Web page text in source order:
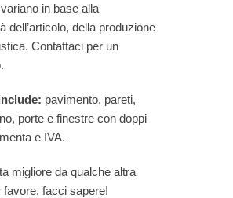
in base alla
dell’articolo, della produzione
Contattaci per un
pavimento, pareti,
porte e finestre con doppi
e IVA.
migliore da qualche altra
favore, facci sapere!